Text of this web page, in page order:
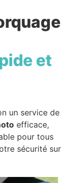
et
un service de
efficace,
pour tous
sécurité sur